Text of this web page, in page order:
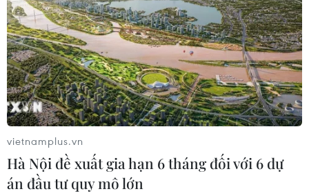
Giá vàng trong nước tiến sát 41 triệu đồng,
nhà đầu tư cần thận trọng
05/08/2019 10:30
Một số công ty kinh doanh vàng cho biết, trong ngày
hôm nay giá vàng đã được điều chỉnh rất nhiều lần. Do
vậy, các nhà đầu tư được khuyên hết sức cẩn trọng
tham gia vào thị trường vàng lúc này.
vietnamplus.vn
Hà Nội đề xuất gia hạn 6 tháng đối với 6 dự
án đầu tư quy mô lớn